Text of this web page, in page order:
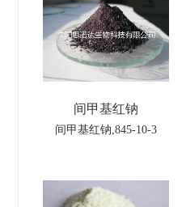
间甲基红钠
间甲基红钠,845-10-3